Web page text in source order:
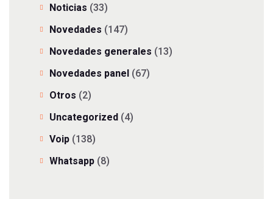
Noticias (33)
Novedades (147)
Novedades generales (13)
Novedades panel (67)
Otros (2)
Uncategorized (4)
Voip (138)
Whatsapp (8)